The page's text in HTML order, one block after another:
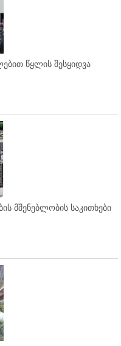
წყლის შესყიდვა
მშენებლობის საკითხები